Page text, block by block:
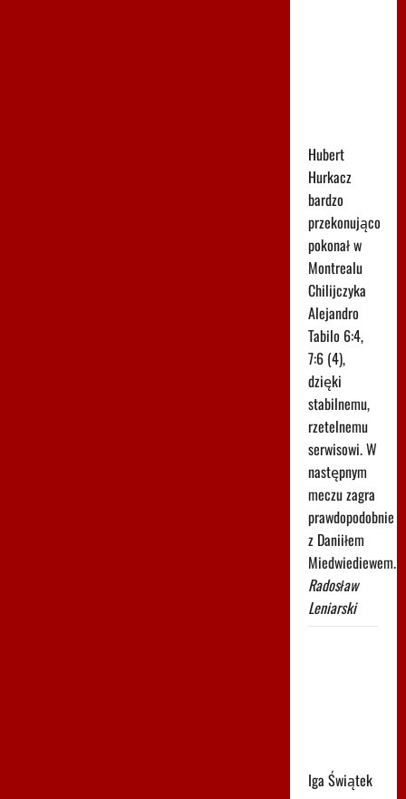
Hubert
Hurkacz
bardzo
przekonująco
pokonał w
Montrealu
Chilijczyka
Alejandro
Tabilo 6:4,
7:6 (4),
dzięki
stabilnemu,
rzetelnemu
serwisowi. W
następnym
meczu zagra
prawdopodobnie
z Daniiłem
Miedwiediewem.
Radosław
Leniarski
Iga Świątek